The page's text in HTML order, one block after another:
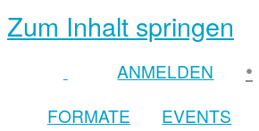
Zum Inhalt springen
ANMELDEN •
FORMATE
EVENTS